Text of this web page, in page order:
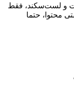
و لست‌سکند، فقط
محتوا، حتما